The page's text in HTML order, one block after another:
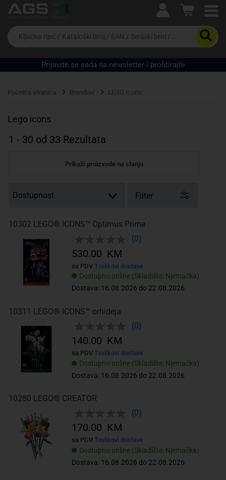
Ova postavka prilagođava asortiman proizvoda i
cijene vašim potrebama.
Da
biste
potražili
proizvod,
unesite
riječ,
EAN
serijski
Prijavite se sada na newsletter i profitirajte
Početna stranica Brendovi LEGO Icons
Lego icons
1 - 30 od 33 Rezultata
Prikaži proizvode na stanju
Filter
10302 LEGO® ICONS™ Optimus Prime
(0)
Dostupno online (Skladište: Njemačka)
Dostava: 16.08.2026 do 22.08.2026
530.00 KM
sa PDV Troškovi dostave
10311 LEGO® ICONS™ orhideja
(0)
Dostupno online (Skladište: Njemačka)
Dostava: 16.08.2026 do 22.08.2026
140.00 KM
sa PDV Troškovi dostave
10280 LEGO® CREATOR
(0)
Dostupno online (Skladište: Njemačka)
Dostava: 16.08.2026 do 22.08.2026
170.00 KM
sa PDV Troškovi dostave